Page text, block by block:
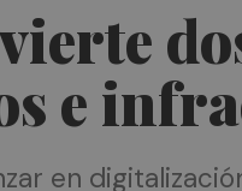
e
en